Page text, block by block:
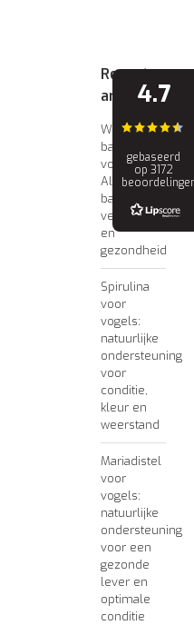
Recente
artikelen
Waarom
badderen
vogels?
Alles over
badwater,
verenverzorging
en
gezondheid
Spirulina
voor
vogels:
natuurlijke
ondersteuning
voor
conditie,
kleur en
weerstand
Mariadistel
voor
vogels:
natuurlijke
ondersteuning
voor een
gezonde
lever en
optimale
conditie
4.7
gebaseerd
op 3172